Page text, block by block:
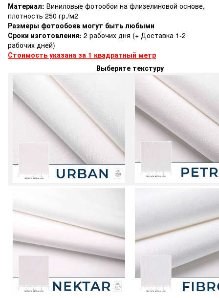
Материал: Виниловые фотообои на флизелиновой основе,
плотность 250 гр./м2
Размеры фотообоев могут быть любыми
Сроки изготовления: 2 рабочих дня (+ Доставка 1-2
рабочих дней)
Стоимость указана за 1 квадратный метр
Выберите текстуру